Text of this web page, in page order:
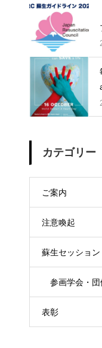
カテゴリー
ご案内
注意喚起
蘇生セッション
参画学会・
表彰